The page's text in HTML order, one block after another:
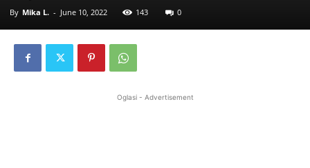
By Mika L. - June 10, 2022 143 0
Oglasi - Advertisement